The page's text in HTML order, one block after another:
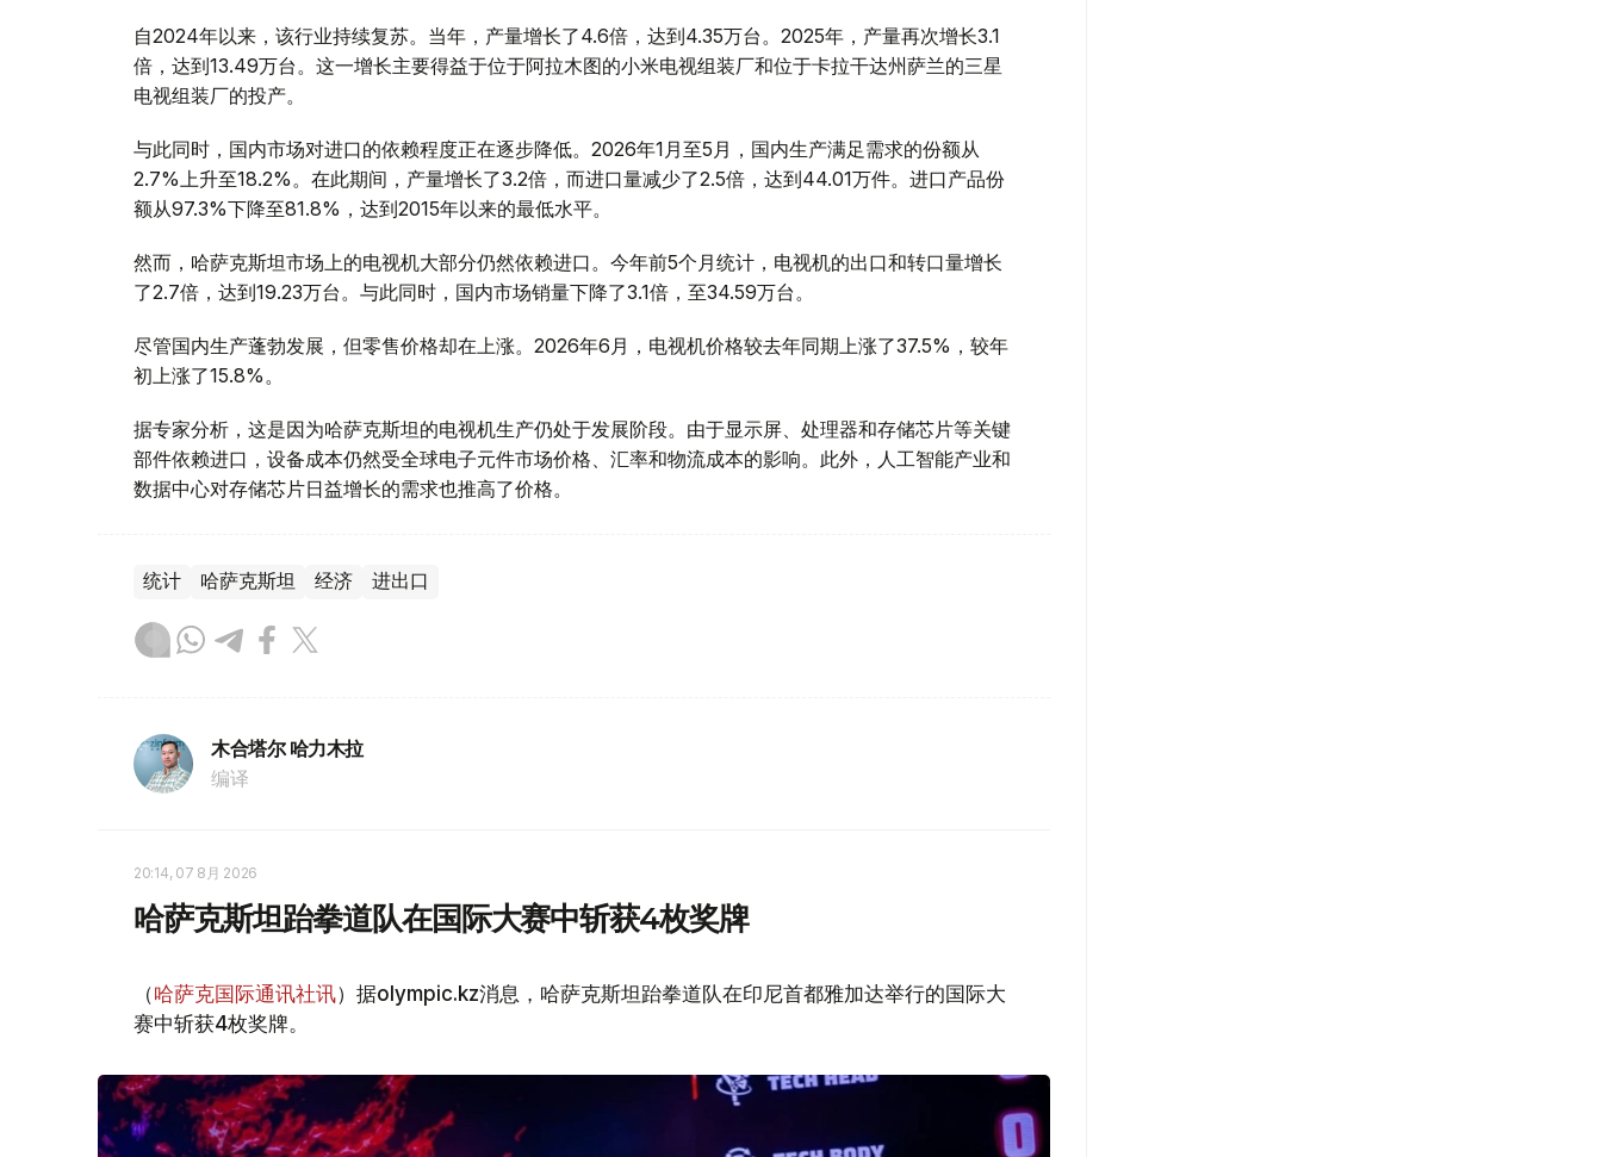
自2024年以来，该行业持续复苏。当年，产量增长了4.6倍，达到4.35万台。2025年，产量再次增长3.1
倍，达到13.49万台。这一增长主要得益于位于阿拉木图的小米电视组装厂和位于卡拉干达州萨兰的三星
电视组装厂的投产。
与此同时，国内市场对进口的依赖程度正在逐步降低。2026年1月至5月，国内生产满足需求的份额从
2.7%上升至18.2%。在此期间，产量增长了3.2倍，而进口量减少了2.5倍，达到44.01万件。进口产品份
额从97.3%下降至81.8%，达到2015年以来的最低水平。
然而，哈萨克斯坦市场上的电视机大部分仍然依赖进口。今年前5个月统计，电视机的出口和转口量增长
了2.7倍，达到19.23万台。与此同时，国内市场销量下降了3.1倍，至34.59万台。
尽管国内生产蓬勃发展，但零售价格却在上涨。2026年6月，电视机价格较去年同期上涨了37.5%，较年
初上涨了15.8%。
据专家分析，这是因为哈萨克斯坦的电视机生产仍处于发展阶段。由于显示屏、处理器和存储芯片等关键
部件依赖进口，设备成本仍然受全球电子元件市场价格、汇率和物流成本的影响。此外，人工智能产业和
数据中心对存储芯片日益增长的需求也推高了价格。
统计 哈萨克斯坦 经济 进出口
木合塔尔 哈力木拉
编译
20:14, 07 8月 2026
哈萨克斯坦跆拳道队在国际大赛中斩获4枚奖牌
（哈萨克国际通讯社讯）据olympic.kz消息，哈萨克斯坦跆拳道队在印尼首都雅加达举行的国际大
赛中斩获4枚奖牌。